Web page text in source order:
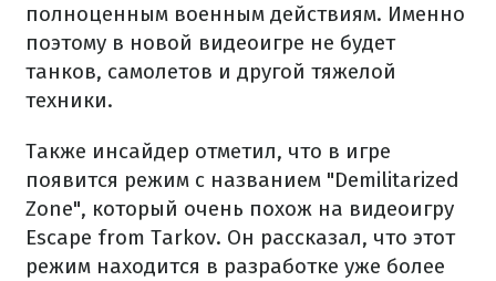
полноценным военным действиям. Именно
поэтому в новой видеоигре не будет
танков, самолетов и другой тяжелой
техники.
Также инсайдер отметил, что в игре
появится режим с названием "Demilitarized
Zone", который очень похож на видеоигру
Escape from Tarkov. Он рассказал, что этот
режим находится в разработке уже более